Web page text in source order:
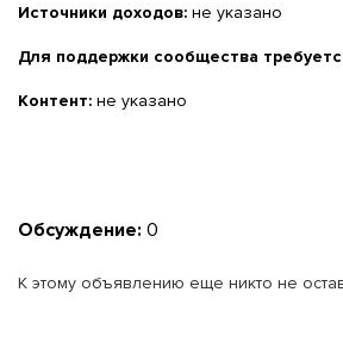
Источники доходов: не указано
Для поддержки сообщества
Контент: не указано
Обсуждение: 0
К этому объявлению еще никто не